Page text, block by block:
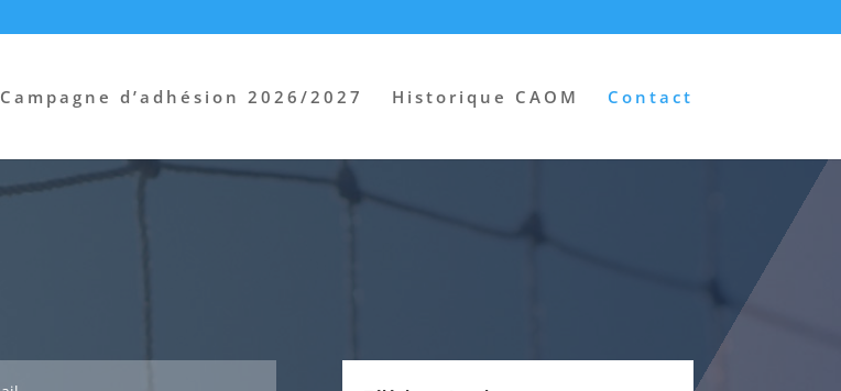
Campagne d’adhésion 2026/2027 Historique CAOM Contact